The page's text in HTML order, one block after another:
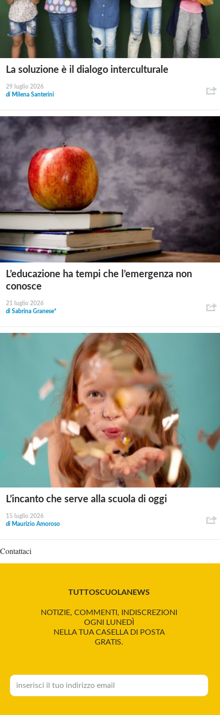
La soluzione è il dialogo interculturale
29 luglio 2026
di Milena Santerini
L’educazione ha tempi che l’emergenza non
conosce
21 luglio 2026
di Sabrina Granese*
L’incanto che serve alla scuola di oggi
15 luglio 2026
di Maurizio Amoroso
Contattaci
TUTTOSCUOLANEWS
NOTIZIE, COMMENTI, INDISCREZIONI
OGNI LUNEDÌ
NELLA TUA CASELLA DI POSTA
GRATIS.